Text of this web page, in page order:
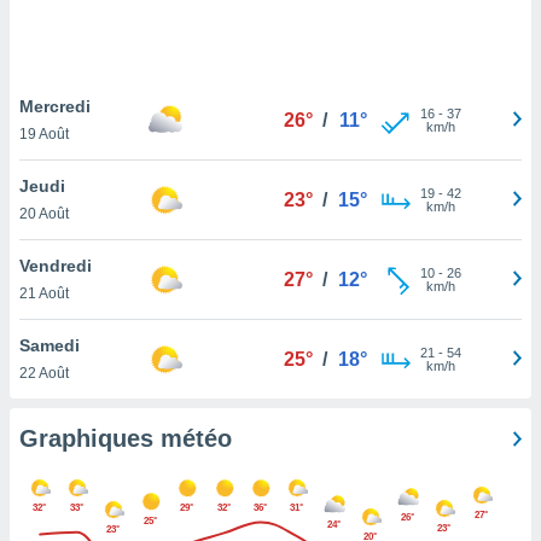
pas
de
cas,
que
sur le
que
ne
Mercredi
19 Août
26° / 11° 16- 37
km/h
Jeudi
20 Août
23° / 15° 19- 42
km/h
Vendredi
21 Août
27° / 12° 10- 26
km/h
Samedi
22 Août
25° / 18° 21 - 54
km/h
Graphiques météo
32°
33°
23°
25°
29° 32° 36°
31°
24°
20°
26°
23°
27°